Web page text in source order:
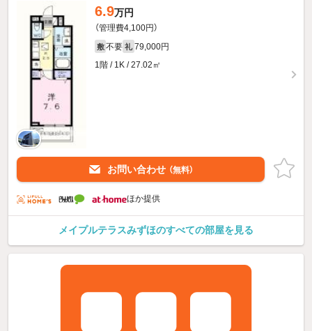
6.9万円
（管理費4,100円）
敷 不要 礼 79,000円
1階 / 1K / 27.02㎡
お問い合わせ （無料）
ほか提供
メイプルテラスみずほのすべての部屋を見る